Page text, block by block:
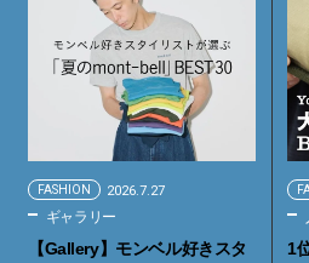
FASHION 2026.7.27
ギャラリー
【Gallery】モンベル好きスタ
1